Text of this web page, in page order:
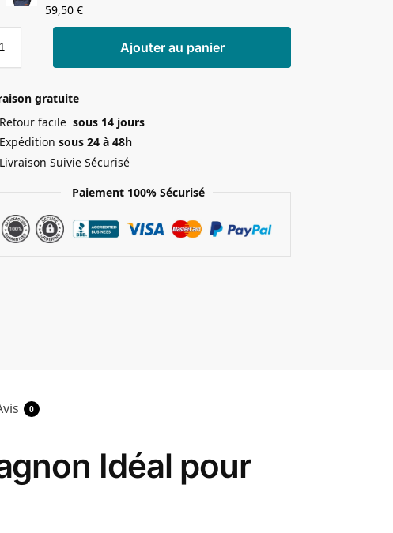
59,50€
Ajouter au panier
gratuite
Retour facilesous 14 jours
Expédition sous 24 à 48h
Livraison Suivie Sécurisé
Paiement 100% Sécurisé
0
Idéal pour